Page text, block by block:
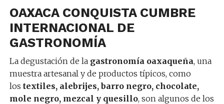
OAXACA CONQUISTA CUMBRE
INTERNACIONAL DE
GASTRONOMÍA
La degustación de la gastronomía oaxaqueña, una
muestra artesanal y de productos típicos, como
los textiles, alebrijes, barro negro, chocolate,
mole negro, mezcal y quesillo, son algunos de los